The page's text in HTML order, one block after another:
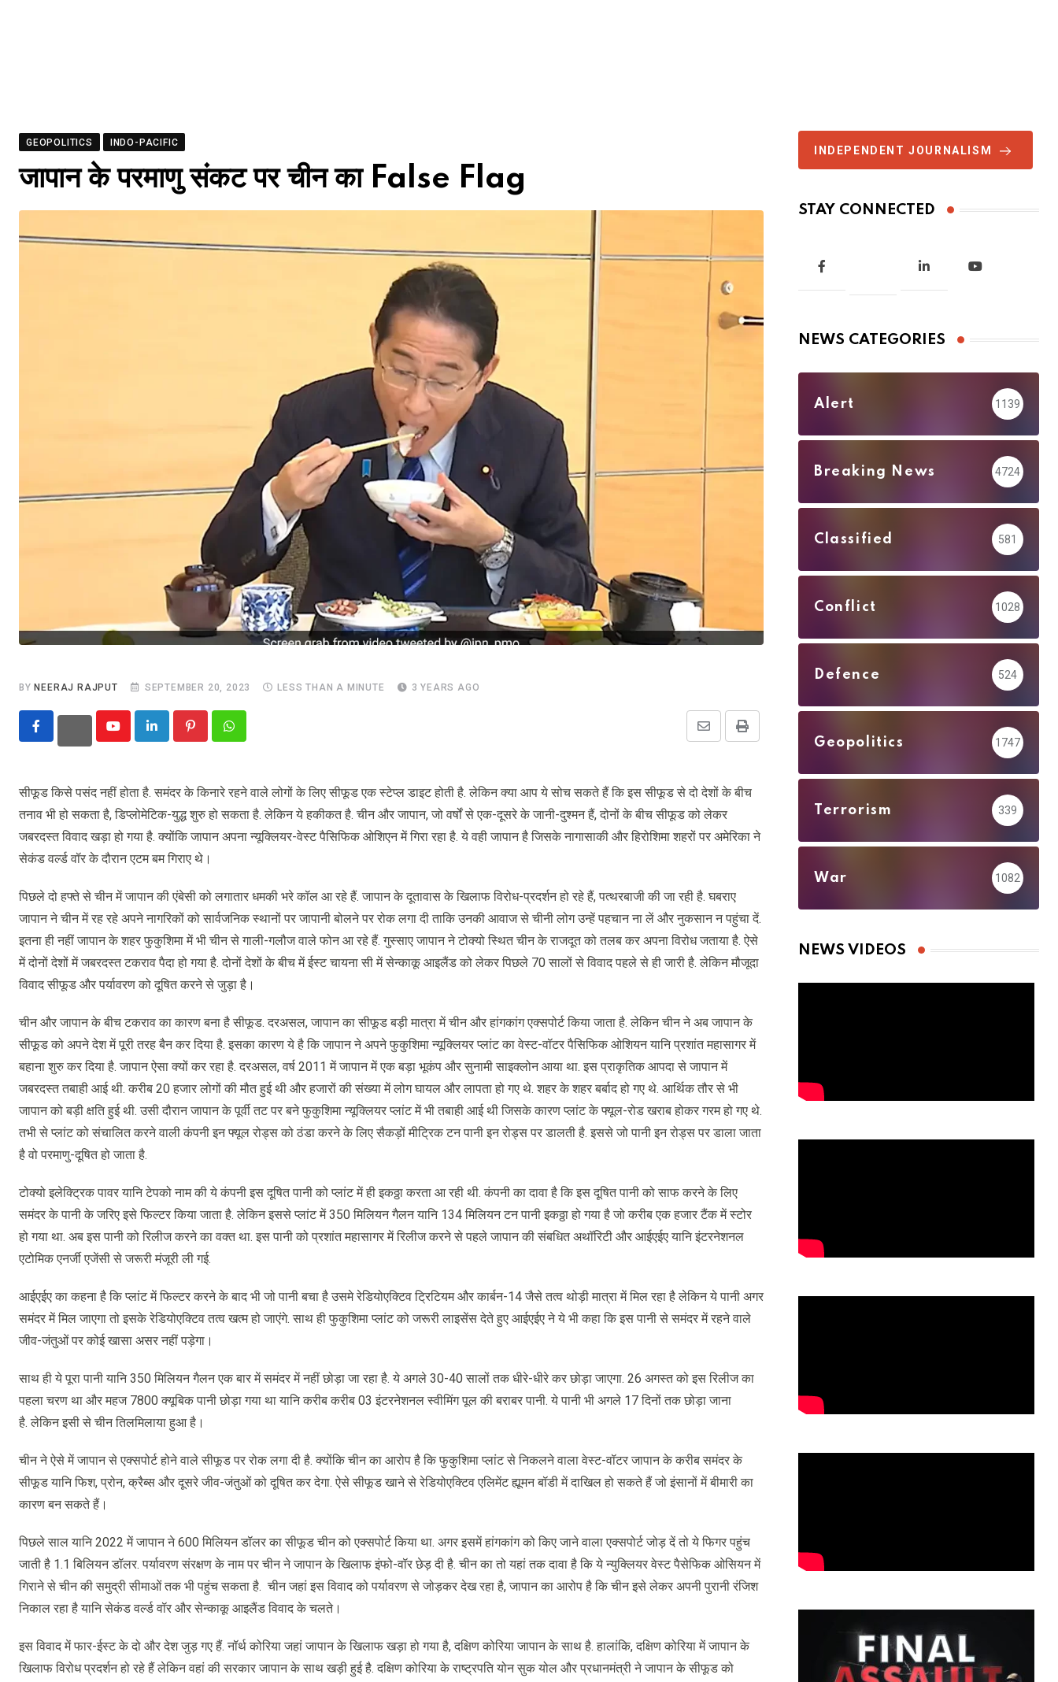
GEOPOLITICS INDO-PACIFIC
जापान के परमाणु संकट पर चीन का False Flag
BY NEERAJ RAJPUT SEPTEMBER 20, 2023 LESS THAN A MINUTE 3 YEARS AGO
YoutubeLinkedIn PinterestWhatsapp Print
Share
सीफूड किसे पसंद नहीं होता है. समंदर के किनारे रहने वाले लोगों के लिए सीफूड एक स्टेप्ल डाइट होती है. लेकिन क्या आप ये सोच सकते हैं कि इस सीफूड से दो देशों के बीच
तनाव भी हो सकता है, डिप्लोमेटिक-युद्ध शुरु हो सकता है. लेकिन ये हकीकत है. चीन और जापान, जो वर्षों से एक-दूसरे के जानी-दुश्मन हैं, दोनों के बीच सीफूड को लेकर
जबरदस्त विवाद खड़ा हो गया है. क्योंकि जापान अपना न्यूक्लियर-वेस्ट पैसिफिक ओशिएन में गिरा रहा है. ये वही जापान है जिसके नागासाकी और हिरोशिमा शहरों पर अमेरिका ने
सेकंड वर्ल्ड वॉर के दौरान एटम बम गिराए थे।
पिछले दो हफ्ते से चीन में जापान की एंबेसी को लगातार धमकी भरे कॉल आ रहे हैं. जापान के दूतावास के खिलाफ विरोध-प्रदर्शन हो रहे हैं, पत्थरबाजी की जा रही है. घबराए
जापान ने चीन में रह रहे अपने नागरिकों को सार्वजनिक स्थानों पर जापानी बोलने पर रोक लगा दी ताकि उनकी आवाज से चीनी लोग उन्हें पहचान ना लें और नुकसान न पहुंचा दें.
इतना ही नहीं जापान के शहर फुकुशिमा में भी चीन से गाली-गलौज वाले फोन आ रहे हैं. गुस्साए जापान ने टोक्यो स्थित चीन के राजदूत को तलब कर अपना विरोध जताया है. ऐसे
में दोनों देशों में जबरदस्त टकराव पैदा हो गया है. दोनों देशों के बीच में ईस्ट चायना सी में सेन्काकू आइलैंड को लेकर पिछले 70 सालों से विवाद पहले से ही जारी है. लेकिन मौजूदा
विवाद सीफूड और पर्यावरण को दूषित करने से जुड़ा है।
चीन और जापान के बीच टकराव का कारण बना है सीफूड. दरअसल, जापान का सीफूड बड़ी मात्रा में चीन और हांगकांग एक्सपोर्ट किया जाता है. लेकिन चीन ने अब जापान के
सीफूड को अपने देश में पूरी तरह बैन कर दिया है. इसका कारण ये है कि जापान ने अपने फुकुशिमा न्यूक्लियर प्लांट का वेस्ट-वॉटर पैसिफिक ओशियन यानि प्रशांत महासागर में
बहाना शुरु कर दिया है. जापान ऐसा क्यों कर रहा है. दरअसल, वर्ष 2011 में जापान में एक बड़ा भूकंप और सुनामी साइक्लोन आया था. इस प्राकृतिक आपदा से जापान में
जबरदस्त तबाही आई थी. करीब 20 हजार लोगों की मौत हुई थी और हजारों की संख्या में लोग घायल और लापता हो गए थे. शहर के शहर बर्बाद हो गए थे. आर्थिक तौर से भी
जापान को बड़ी क्षति हुई थी. उसी दौरान जापान के पूर्वी तट पर बने फुकुशिमा न्यूक्लियर प्लांट में भी तबाही आई थी जिसके कारण प्लांट के फ्यूल-रोड खराब होकर गरम हो गए थे.
तभी से प्लांट को संचालित करने वाली कंपनी इन फ्यूल रोड्स को ठंडा करने के लिए सैकड़ों मीट्रिक टन पानी इन रोड्स पर डालती है. इससे जो पानी इन रोड्स पर डाला जाता
है वो परमाणु-दूषित हो जाता है.
टोक्यो इलेक्ट्रिक पावर यानि टेपको नाम की ये कंपनी इस दूषित पानी को प्लांट में ही इकठ्ठा करता आ रही थी. कंपनी का दावा है कि इस दूषित पानी को साफ करने के लिए
समंदर के पानी के जरिए इसे फिल्टर किया जाता है. लेकिन इससे प्लांट में 350 मिलियन गैलन यानि 134 मिलियन टन पानी इकठ्ठा हो गया है जो करीब एक हजार टैंक में स्टोर
हो गया था. अब इस पानी को रिलीज करने का वक्त था. इस पानी को प्रशांत महासागर में रिलीज करने से पहले जापान की संबधित अथॉरिटी और आईएईए यानि इंटरनेशनल
एटोमिक एनर्जी एजेंसी से जरूरी मंजूरी ली गई.
आईएईए का कहना है कि प्लांट में फिल्टर करने के बाद भी जो पानी बचा है उसमे रेडियोएक्टिव ट्रिटियम और कार्बन-14 जैसे तत्व थोड़ी मात्रा में मिल रहा है लेकिन ये पानी अगर
समंदर में मिल जाएगा तो इसके रेडियोएक्टिव तत्व खत्म हो जाएंगे. साथ ही फुकुशिमा प्लांट को जरूरी लाइसेंस देते हुए आईएईए ने ये भी कहा कि इस पानी से समंदर में रहने वाले
जीव-जंतुओं पर कोई खासा असर नहीं पड़ेगा।
साथ ही ये पूरा पानी यानि 350 मिलियन गैलन एक बार में समंदर में नहीं छोड़ा जा रहा है. ये अगले 30-40 सालों तक धीरे-धीरे कर छोड़ा जाएगा. 26 अगस्त को इस रिलीज का
पहला चरण था और महज 7800 क्यूबिक पानी छोड़ा गया था यानि करीब करीब 03 इंटरनेशनल स्वीमिंग पूल की बराबर पानी. ये पानी भी अगले 17 दिनों तक छोड़ा जाना
है. लेकिन इसी से चीन तिलमिलाया हुआ है।
चीन ने ऐसे में जापान से एक्सपोर्ट होने वाले सीफूड पर रोक लगा दी है. क्योंकि चीन का आरोप है कि फुकुशिमा प्लांट से निकलने वाला वेस्ट-वॉटर जापान के करीब समंदर के
सीफूड यानि फिश, प्रोन, क्रैब्स और दूसरे जीव-जंतुओं को दूषित कर देगा. ऐसे सीफूड खाने से रेडियोएक्टिव एलिमेंट ह्यूमन बॉडी में दाखिल हो सकते हैं जो इंसानों में बीमारी का
कारण बन सकते हैं।
पिछले साल यानि 2022 में जापान ने 600 मिलियन डॉलर का सीफूड चीन को एक्सपोर्ट किया था. अगर इसमें हांगकांग को किए जाने वाला एक्सपोर्ट जोड़ दें तो ये फिगर पहुंच
जाती है 1.1 बिलियन डॉलर. पर्यावरण संरक्षण के नाम पर चीन ने जापान के खिलाफ इंफो-वॉर छेड़ दी है. चीन का तो यहां तक दावा है कि ये न्युक्लियर वेस्ट पैसेफिक ओसियन में
गिराने से चीन की समुद्री सीमाओं तक भी पहुंच सकता है. चीन जहां इस विवाद को पर्यावरण से जोड़कर देख रहा है, जापान का आरोप है कि चीन इसे लेकर अपनी पुरानी रंजिश
निकाल रहा है यानि सेकंड वर्ल्ड वॉर और सेन्काकू आइलैंड विवाद के चलते।
इस विवाद में फार-ईस्ट के दो और देश जुड़ गए हैं. नॉर्थ कोरिया जहां जापान के खिलाफ खड़ा हो गया है, दक्षिण कोरिया जापान के साथ है. हालांकि, दक्षिण कोरिया में जापान के
खिलाफ विरोध प्रदर्शन हो रहे हैं लेकिन वहां की सरकार जापान के साथ खड़ी हुई है. दक्षिण कोरिया के राष्ट्रपति योन सुक योल और प्रधानमंत्री ने जापान के सीफूड को
INDEPENDENT JOURNALISM
STAY CONNECTED
NEWS CATEGORIES
Alert 1139
Breaking News 4724
Classified 581
Conflict 1028
Defence 524
Geopolitics 1747
Terrorism 339
War 1082
NEWS VIDEOS